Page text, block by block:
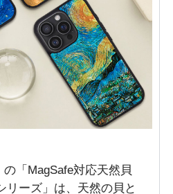
「MagSafe対応天然貝
リーズ」は、天然の貝と